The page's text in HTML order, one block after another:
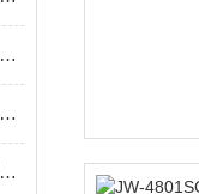
汽车组合开关及单变光（雨刮）智能装配线的策划方案
巨为仪器股份恒温恒湿试验箱操作指导书
巨为股份氙弧灯老化试验箱如何控制辐照度